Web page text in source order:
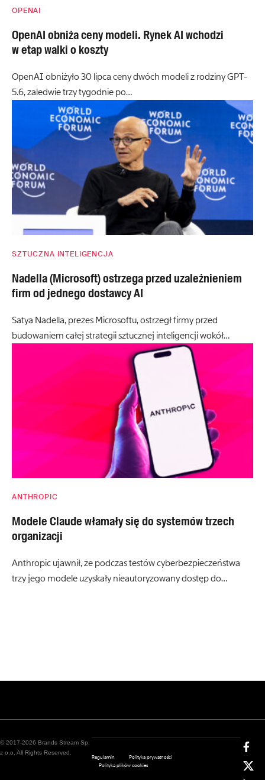
OPENAI
OpenAI obniża ceny modeli. Rynek AI wchodzi
w etap walki o koszty
OpenAI obniżyło 30 lipca ceny dwóch modeli z rodziny GPT-
5.6, zaledwie trzy tygodnie po…
SZTUCZNA INTELIGENCJA
Nadella (Microsoft) ostrzega przed uzależnieniem
firm od jednego dostawcy AI
Satya Nadella, prezes Microsoftu, ostrzegł firmy przed
budowaniem całej strategii sztucznej inteligencji wokół…
ANTHROPIC
Modele Claude włamały się do systemów trzech
organizacji
Anthropic ujawnił, że podczas testów cyberbezpieczeństwa
trzy jego modele uzyskały nieautoryzowany dostęp do…
© 2017-2026 Brands Stream Sp.
z o.o. All Rights Reserved.
Regulamin
Polityka prywatności
Polityka plików cookies